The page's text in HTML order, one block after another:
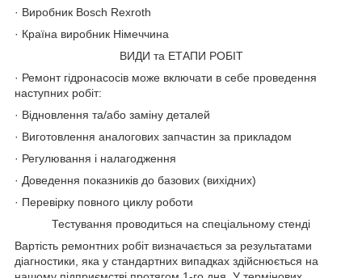
· Виробник Bosch Rexroth
· Країна виробник Німеччина
ВИДИ та ЕТАПИ РОБІТ
· Ремонт гідронасосів може включати в себе проведення
наступних робіт:
· Відновлення та/або заміну деталей
· Виготовлення аналогових запчастин за прикладом
· Регулювання і налагодження
· Доведення показників до базових (вихідних)
· Перевірку повного циклу роботи
Тестування проводиться на спеціальному стенді
Вартість ремонтних робіт визначається за результатами
діагностики, яка у стандартних випадках здійснюється на